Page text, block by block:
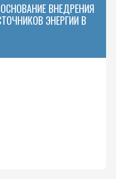
ВНЕДРЕНИЯ
ЭНЕРГИИ В